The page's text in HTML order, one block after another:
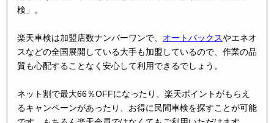
検」。
楽天車検は加盟店数ナンバーワンで、 オートバックスやエネオ
スなどの全国展開している大手も加盟しているので、作業の品
質も心配することなく安心して利用できるでしょう。
ネット割で最大66％OFFになったり、楽天ポイントがもらえ
るキャンペーンがあったり、お得に民間車検を探すことが可能